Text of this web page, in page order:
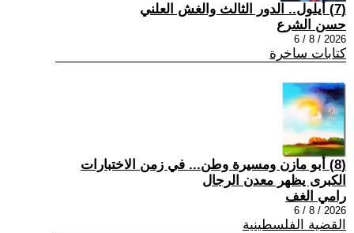
(7) أيلول.. الدور الثالث والغش العلني
حسن الشرع
2026 / 8 / 6
كتابات ساخرة
(8) أبو مازن ومسيرة وطن... في زمن الاختبارات
الكبرى يظهر معدن الرجال
رامي الغف
2026 / 8 / 6
القضية الفلسطينية